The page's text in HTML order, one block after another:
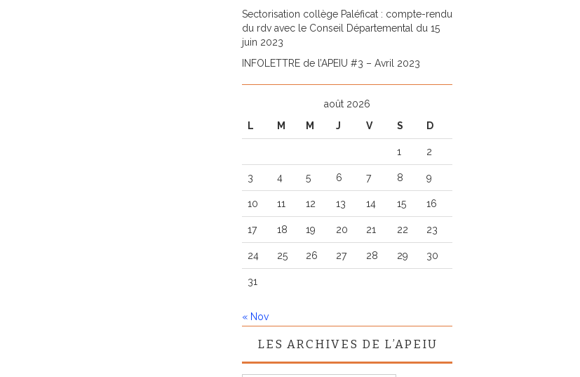
Sectorisation collège Paléficat : compte-rendu
du rdv avec le Conseil Départemental du 15
juin 2023
INFOLETTRE de l’APEIU #3 – Avril 2023
août 2026
L
M M J V S D
1 2
3 4 5 6 7 8 9
10 11 12 13 14 15 16
17 18 19 20 21 22 23
24 25 26 27 28 29 30
31
« Nov
LES ARCHIVES DE L’APEIU